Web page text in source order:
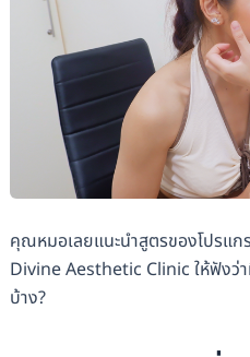
คุณหมอเลยแนะนำสูตรของโปรแ
Divine Aesthetic Clinic ให้ฟังว่า
บ้าง?